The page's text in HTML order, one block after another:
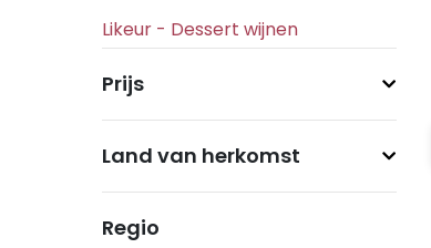
Prijs
Land van herkomst
Regio